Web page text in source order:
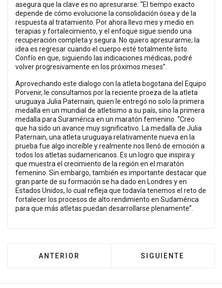
asegura que la clave es no apresurarse: “El tiempo exacto
depende de cómo evolucione la consolidación ósea y de la
respuesta al tratamiento. Por ahora llevo mes y medio en
terapias y fortalecimiento, y el enfoque sigue siendo una
recuperación completa y segura. No quiero apresurarme; la
idea es regresar cuando el cuerpo esté totalmente listo.
Confío en que, siguiendo las indicaciones médicas, podré
volver progresivamente en los próximos meses”.
Aprovechando este dialogo con la atleta bogotana del Equipo
Porvenir, le consultamos por la reciente proeza de la atleta
uruguaya Julia Paternain, quien le entregó no solo la primera
medalla en un mundial de atletismo a su país, sino la primera
medalla para Suramérica en un maratón femenino. “Creo
que ha sido un avance muy significativo. La medalla de Julia
Paternain, una atleta uruguaya relativamente nueva en la
prueba fue algo increíble y realmente nos llenó de emoción a
todos los atletas sudamericanos. Es un logro que inspira y
que muestra el crecimiento de la región en el maratón
femenino. Sin embargo, también es importante destacar que
gran parte de su formación se ha dado en Londres y en
Estados Unidos, lo cual refleja que todavía tenemos el reto de
fortalecer los procesos de alto rendimiento en Sudamérica
para que más atletas puedan desarrollarse plenamente”.
ARTÍCULO ANTERIOR: RUN TOUR 2025
ANTERIOR ARTÍCULO
SIGUIENTE